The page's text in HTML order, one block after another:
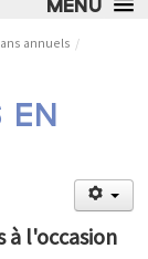
annuels /
EN
à l'occasion